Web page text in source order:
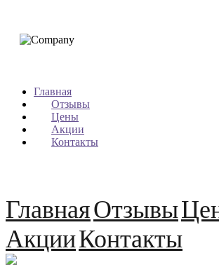
Главная
Отзывы
Цены
Акции
Контакты
ГлавнаяОтзывы
АкцииКонтакты